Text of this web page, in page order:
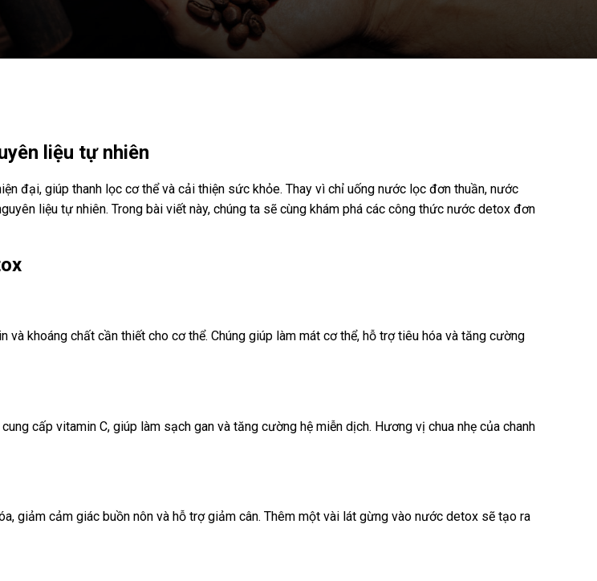
liệu tự nhiên
đại, giúp thanh lọc cơ thể và cải thiện sức khỏe. Thay vì chỉ uống nước lọc đơn thuần, nước
liệu tự nhiên. Trong bài viết này, chúng ta sẽ cùng khám phá các công thức nước detox đơn
khoáng chất cần thiết cho cơ thể. Chúng giúp làm mát cơ thể, hỗ trợ tiêu hóa và tăng cường
cấp vitamin C, giúp làm sạch gan và tăng cường hệ miễn dịch. Hương vị chua nhẹ của chanh
giảm cảm giác buồn nôn và hỗ trợ giảm cân. Thêm một vài lát gừng vào nước detox sẽ tạo ra